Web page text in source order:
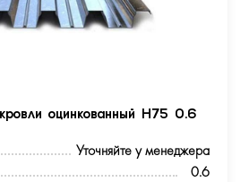
оцинкованный Н75 0.6
Уточняйте у менеджера
0.6